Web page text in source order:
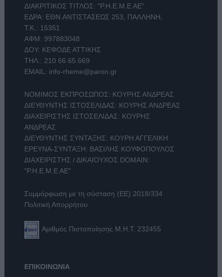
ΔΙΑΚΡΙΤΙΚΟΣ ΤΙΤΛΟΣ: "Ρ.Η.Ε.Μ.Ε ΑΕ"
ΕΔΡΑ: ΕΘΝ.ΑΝΤΙΣΤΑΣΕΩΣ 253, ΠΑΛΛΗΝΗ,
Τ.Κ.: 15351
ΑΦΜ: 997883048
ΔΟΥ: ΚΕΦΟΔΕ ΑΤΤΙΚΗΣ
ΤΗΛ.: 210 66.65.669
EMAIL: info-rheme@paron.gr
ΝΟΜΙΜΟΣ ΕΚΠΡΟΣΩΠΟΣ: ΚΟΥΡΗΣ ΑΝΔΡΕΑΣ
ΔΙΕΥΘΥΝΤΗΣ ΙΣΤΟΣΕΛΙΔΑΣ: ΚΟΥΡΗΣ ΑΝΔΡΕΑΣ
ΔΙΑΧΕΙΡΙΣΤΗΣ ΙΣΤΟΣΕΛΙΔΑΣ: ΚΟΥΡΗΣ
ΑΝΔΡΕΑΣ
ΔΙΕΥΘΥΝΤΗΣ ΣΥΝΤΑΞΗΣ: ΚΟΥΡΗ ΑΓΓΕΛΙΚΗ
ΕΡΕΥΝΑ-ΣΥΝΤΑΞΗ: ΒΑΣΙΛΗΣ ΚΟΥΦΟΠΟΥΛΟΣ
ΔΙΑΧΕΙΡΙΣΤΗΣ / ΔΙΚΑΙΟΥΧΟΣ DOMAIN:
"Ρ.Η.Ε.Μ.Ε ΑΕ"
Συμμόρφωση με τη σύσταση (ΕΕ) 2018/334
Πολιτική Απορρήτου
Αριθμός Πιστοποίησης Μ.Η.Τ. 232455
ΕΠΙΚΟΙΝΩΝΙΑ